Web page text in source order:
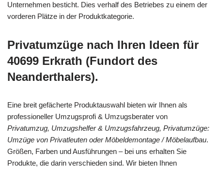
Unternehmen besticht. Dies verhalf des Betriebes zu einem der
vorderen Plätze in der Produktkategorie.
Privatumzüge nach Ihren Ideen für
40699 Erkrath (Fundort des
Neanderthalers).
Eine breit gefächerte Produktauswahl bieten wir Ihnen als
professioneller Umzugsprofi & Umzugsberater von
Privatumzug, Umzugshelfer & Umzugsfahrzeug, Privatumzüge:
Umzüge von Privatleuten oder Möbeldemontage / Möbelaufbau.
Größen, Farben und Ausführungen – bei uns erhalten Sie
Produkte, die darin verschieden sind. Wir bieten Ihnen